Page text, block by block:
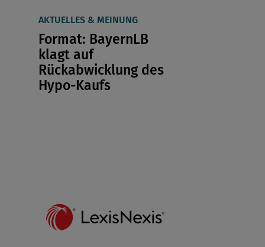
AKTUELLES & MEINUNG
Format: BayernLB
klagt auf
Rückabwicklung des
Hypo-Kaufs